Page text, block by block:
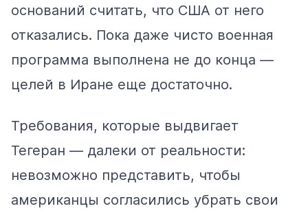
оснований считать, что США от него
отказались. Пока даже чисто военная
программа выполнена не до конца —
целей в Иране еще достаточно.
Требования, которые выдвигает
Тегеран — далеки от реальности:
невозможно представить, чтобы
американцы согласились убрать свои